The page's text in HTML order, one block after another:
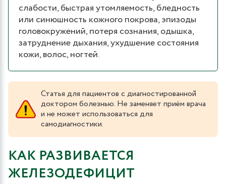
слабости, быстрая утомляемость, бледность
или синюшность кожного покрова, эпизоды
головокружений, потеря сознания, одышка,
затруднение дыхания, ухудшение состояния
кожи, волос, ногтей.
Статья для пациентов с диагностированной
доктором болезнью. Не заменяет приём врача
и не может использоваться для
самодиагностики.
КАК РАЗВИВАЕТСЯ
ЖЕЛЕЗОДЕФИЦИТ